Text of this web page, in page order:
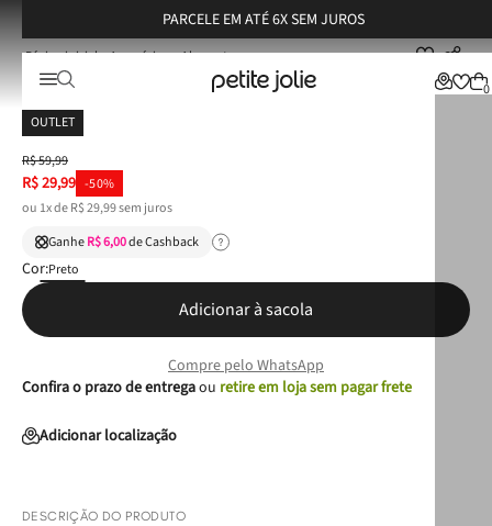
PARCELE EM ATÉ 6X SEM JUROS
0
Acessórios Alças Alça Petite Jolie Preto/Branco PJ20096
Alça Petite Jolie Preto/Branco PJ20096
OUTLET
R$59,99
R$29,99 -50%
ou 1x deR$29,99sem juros
GanheR$ 6,00de Cashback
Cor:Preto
Adicionar à sacola
Compre pelo WhatsApp
Confira o prazo de entregaou retire em loja sem pagar frete
Adicionar localização
DESCRIÇÃO DO PRODUTO